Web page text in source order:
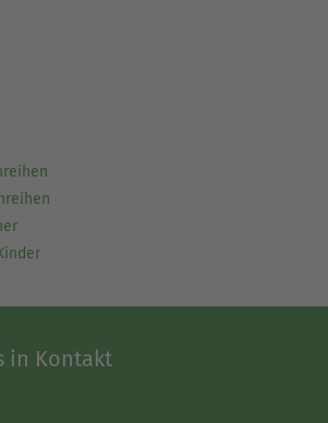
in Kontakt